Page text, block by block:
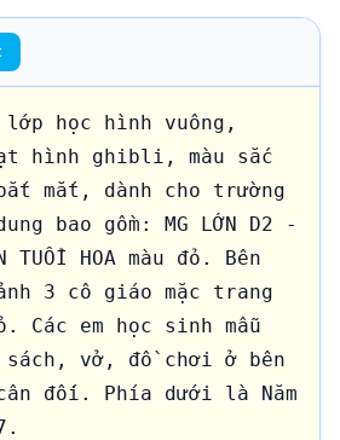
học hình vuông,
hình ghibli, màu sắc
mắt, dành cho trường
bao gồm: MG LỚN D2 -
TUỔI HOA màu đỏ. Bên
3 cô giáo mặc trang
Các em học sinh mẫu
sách, vở, đồ chơi ở bên
đối. Phía dưới là Năm